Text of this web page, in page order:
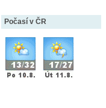
Počasí v ČR